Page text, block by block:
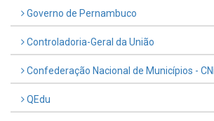
Governo de Pernambuco
Controladoria-Geral da União
Confederação Nacional de Municípios -
QEdu